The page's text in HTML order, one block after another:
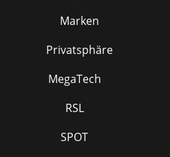
Marken
Privatsphäre
MegaTech
RSL
SPOT